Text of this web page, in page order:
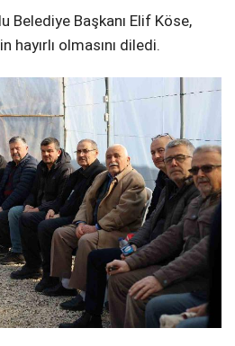
Belediye Başkanı Elif Köse,
olmasını diledi.